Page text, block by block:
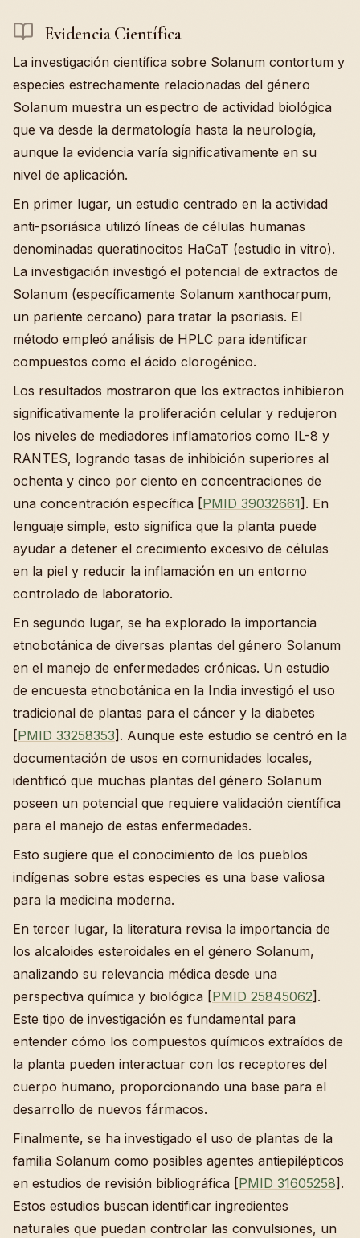
Evidencia Científica
La investigación científica sobre Solanum contortum y
especies estrechamente relacionadas del género
Solanum muestra un espectro de actividad biológica
que va desde la dermatología hasta la neurología,
aunque la evidencia varía significativamente en su
nivel de aplicación.
En primer lugar, un estudio centrado en la actividad
anti-psoriásica utilizó líneas de células humanas
denominadas queratinocitos HaCaT (estudio in vitro).
La investigación investigó el potencial de extractos de
Solanum (específicamente Solanum xanthocarpum,
un pariente cercano) para tratar la psoriasis. El
método empleó análisis de HPLC para identificar
compuestos como el ácido clorogénico.
Los resultados mostraron que los extractos inhibieron
significativamente la proliferación celular y redujeron
los niveles de mediadores inflamatorios como IL-8 y
RANTES, logrando tasas de inhibición superiores al
ochenta y cinco por ciento en concentraciones de
una concentración específica [PMID 39032661]. En
lenguaje simple, esto significa que la planta puede
ayudar a detener el crecimiento excesivo de células
en la piel y reducir la inflamación en un entorno
controlado de laboratorio.
En segundo lugar, se ha explorado la importancia
etnobotánica de diversas plantas del género Solanum
en el manejo de enfermedades crónicas. Un estudio
de encuesta etnobotánica en la India investigó el uso
tradicional de plantas para el cáncer y la diabetes
[PMID 33258353]. Aunque este estudio se centró en la
documentación de usos en comunidades locales,
identificó que muchas plantas del género Solanum
poseen un potencial que requiere validación científica
para el manejo de estas enfermedades.
Esto sugiere que el conocimiento de los pueblos
indígenas sobre estas especies es una base valiosa
para la medicina moderna.
En tercer lugar, la literatura revisa la importancia de
los alcaloides esteroidales en el género Solanum,
analizando su relevancia médica desde una
perspectiva química y biológica [PMID 25845062].
Este tipo de investigación es fundamental para
entender cómo los compuestos químicos extraídos de
la planta pueden interactuar con los receptores del
cuerpo humano, proporcionando una base para el
desarrollo de nuevos fármacos.
Finalmente, se ha investigado el uso de plantas de la
familia Solanum como posibles agentes antiepilépticos
en estudios de revisión bibliográfica [PMID 31605258].
Estos estudios buscan identificar ingredientes
naturales que puedan controlar las convulsiones, un